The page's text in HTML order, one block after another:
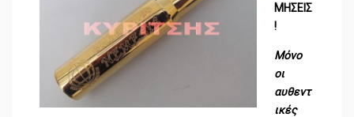
ΜΗΣΕΙΣ
!
Μόνο
οι
αυθεντ
ικές